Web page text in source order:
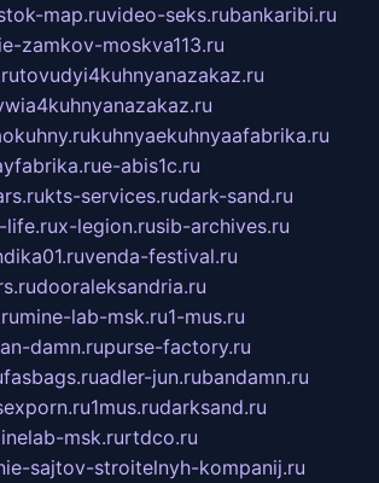
map.ruvideo-seks.rubankaribi.ru
zamkov-moskva113.ru
tovudyi4kuhnyanazakaz.ru
kuhnyaekuhnyaafabrika.ru
e-abis1c.ru
kts-services.rudark-sand.ru
life.rux-legion.rusib-archives.ru
venda-festival.ru
dooraleksandria.ru
mine-lab-msk.ru1-mus.ru
damn.rupurse-factory.ru
fasbags.ruadler-jun.rubandamn.ru
1mus.rudarksand.ru
msk.rurtdco.ru
sajtov-stroitelnyh-kompanij.ru